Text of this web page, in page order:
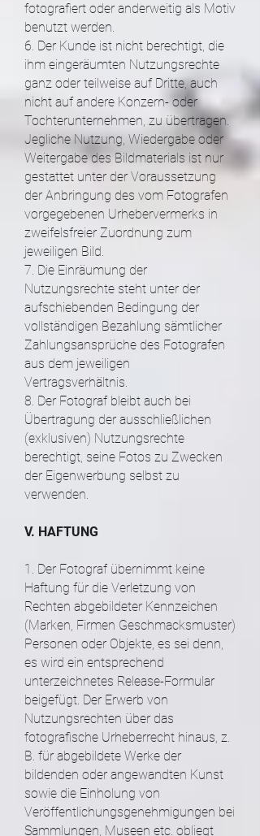
fotografiert oder anderweitig als Motiv
benutzt werden.
6. Der Kunde ist nicht berechtigt, die
ihm eingeräumten Nutzungsrechte
ganz oder teilweise auf Dritte, auch
nicht auf andere Konzern- oder
Tochterunternehmen, zu übertragen.
Jegliche Nutzung, Wiedergabe oder
Weitergabe des Bildmaterials ist nur
gestattet unter der Voraussetzung
der Anbringung des vom Fotografen
vorgegebenen Urhebervermerks in
zweifelsfreier Zuordnung zum
jeweiligen Bild.
7. Die Einräumung der
Nutzungsrechte steht unter der
aufschiebenden Bedingung der
vollständigen Bezahlung sämtlicher
Zahlungsansprüche des Fotografen
aus dem jeweiligen
Vertragsverhältnis.
8. Der Fotograf bleibt auch bei
Übertragung der ausschließlichen
(exklusiven) Nutzungsrechte
berechtigt, seine Fotos zu Zwecken
der Eigenwerbung selbst zu
verwenden.
V. HAFTUNG
1. Der Fotograf übernimmt keine
Haftung für die Verletzung von
Rechten abgebildeter Kennzeichen
(Marken, Firmen Geschmacksmuster)
Personen oder Objekte, es sei denn,
es wird ein entsprechend
unterzeichnetes Release-Formular
beigefügt. Der Erwerb von
Nutzungsrechten über das
fotografische Urheberrecht hinaus, z.
B. für abgebildete Werke der
bildenden oder angewandten Kunst
sowie die Einholung von
Veröffentlichungsgenehmigungen bei
Sammlungen, Museen etc. obliegt